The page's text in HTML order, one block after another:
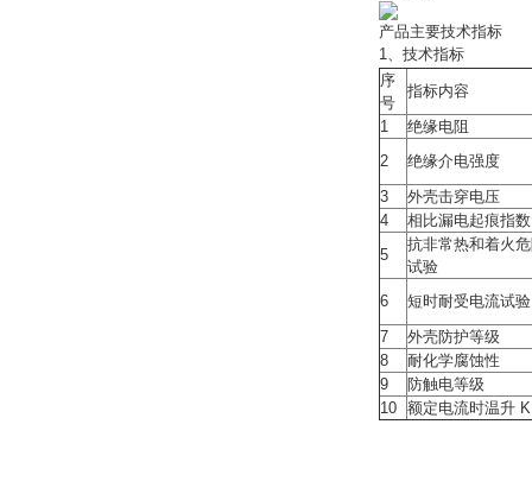
产品主要技术指标
1、技术指标
序
号
指标内容
1
绝缘电阻
2
绝缘介电强度
3
外壳击穿电压
4
相比漏电起痕指数
5
抗非常热和着火
试验
6
短时耐受电流试验
7
外壳防护等级
8
耐化学腐蚀性
9
防触电等级
10 额定电流时温升 K